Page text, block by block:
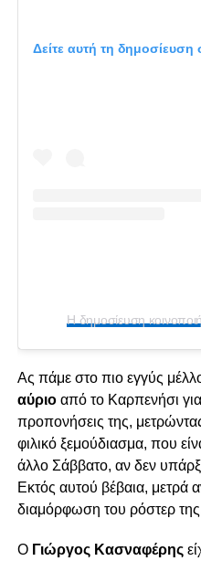
Δείτε αυτή τη
Ας πάμε στο πιο εγγύς
αύριοαπό το Καρπενήσι για
προπονήσεις της,
φιλικό ξεμούδιασμα, που
άλλο Σάββατο, αν δεν
Εκτός αυτού βέβαια, μετρά
διαμόρφωση του ρόστερ
Ο Γιώργος Κασναφέρης